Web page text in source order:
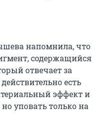
напомнила, что
содержащийся
отвечает за
есть
эффект и
уповать только на